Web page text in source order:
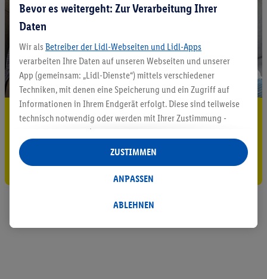
5.95 € Versand sparen³²ᵃ
Gutschein sichern!
Bevor es weitergeht: Zur Verarbeitung Ihrer
Daten
Wir als Betreiber der Lidl-Webseiten und Lidl-Apps
verarbeiten Ihre Daten auf unseren Webseiten und unserer
App (gemeinsam: „Lidl-Dienste“) mittels verschiedener
Techniken, mit denen eine Speicherung und ein Zugriff auf
Informationen in Ihrem Endgerät erfolgt. Diese sind teilweise
technisch notwendig oder werden mit Ihrer Zustimmung -
auch durch Partner (u.a.
Verantwortliche; im Zusammenhang mit dem IAB TCF
insgesamt
Statistik-Erstellung oder für personalisierte Werbung
Datenverarbeitungen für personalisierte Werbung werden
ABLEHNEN
ANPASSEN
ZUSTIMMEN